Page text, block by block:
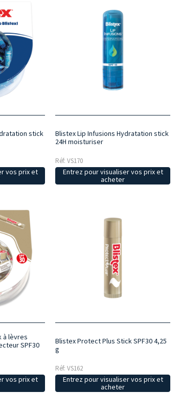
stick
vos prix et
Blistex Lip Infusions Hydratation stick
24H moisturiser
Réf: VS170
Entrez pour visualiser vos prix et
acheter
à lèvres
SPF30
vos prix et
Blistex Protect Plus Stick SPF30 4,25
g
Réf: VS162
Entrez pour visualiser vos prix et
acheter